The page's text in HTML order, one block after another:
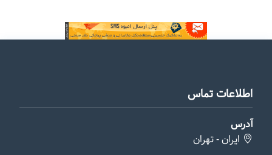
اطلاعات تماس
آدرس
ایران - تهران